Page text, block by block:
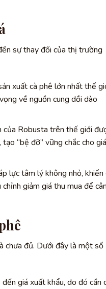
sự thay đổi của thị trường
xuất cà phê lớn nhất thế
về nguồn cung dồi dào
Robusta trên thế giới
“bệ đỡ” vững chắc cho giá
lực tâm lý không nhỏ, khiến
giảm giá thu mua để
chưa đủ. Dưới đây là một số
giá xuất khẩu, do đó cần